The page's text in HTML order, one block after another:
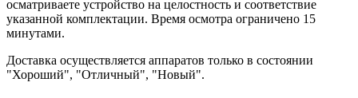
осматриваете устройство на целостность и соответствие
указанной комплектации. Время осмотра ограничено 15
минутами.
Доставка осуществляется аппаратов только в состоянии
"Хороший", "Отличный", "Новый".